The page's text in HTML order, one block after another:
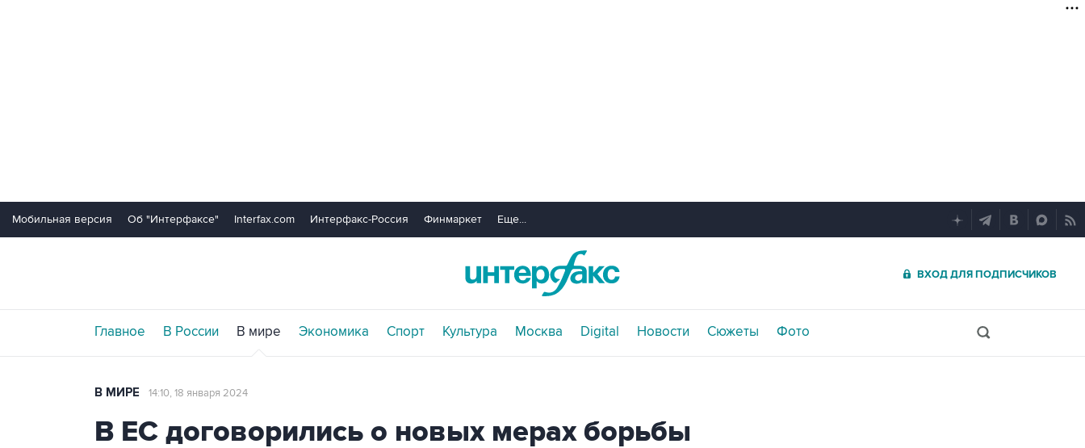
Мобильная версия Об "Интерфаксе" Interfax.com Интерфакс-Россия Финмаркет Еще...
ВХОД ДЛЯ ПОДПИСЧИКОВ
Главное В России В мире Экономика Спорт Культура Москва Digital Новости Сюжеты Фото
В МИРЕ 14:10, 18 января 2024
В ЕС договорились о новых мерах борьбы